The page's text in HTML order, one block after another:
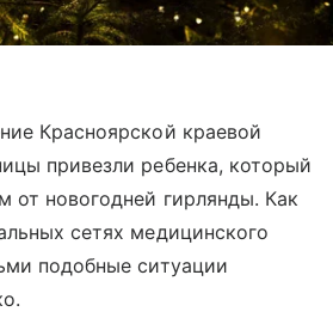
Красноярской краевой
привезли ребенка, который
от новогодней гирлянды. Как
сетях медицинского
подобные ситуации